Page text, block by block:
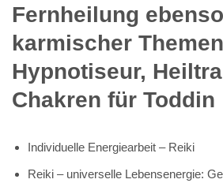
Fernheilung
karmischer
Hypnotiseur,
Chakren für Toddin
Individuelle Energiearbeit – Reiki
Reiki – universelle Lebensenergie: